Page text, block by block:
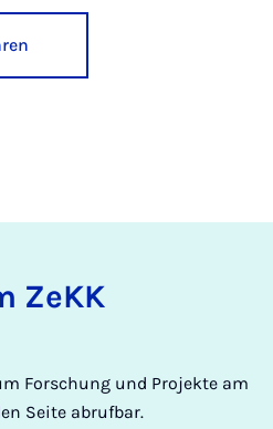
ZeKK
Forschung und Projekte am
Seite abrufbar.